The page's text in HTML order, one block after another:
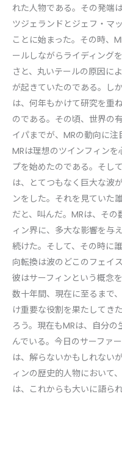
れた人物である。その発端
ツジェランドとジェフ・マ
ことに始まった。その時、
ールしながらライディング
さと、丸いテールの原因に
が起きていたのである。し
は、何年もかけて研究を重
のである。その頃、世界の
イパまでが、MRの動向に注
MRは理想のツインフィン
プを始めたのである。そし
は、とてつもなく巨大な波
ンをした。それを見ていた
だと、叫んだ。MRは、そ
ィン界に、多大な影響を与
続けた。そして、その時に
向転換は波のどこのフェイ
彼はサーフィンという概念
数十年間、現在に至るまで
け重要な役割を果たしてき
ろう。現在もMRは、自分
んでいる。今日のサーファ
は、解らないかもしれない
ィンの歴史的人物において
は、これからも大いに語ら